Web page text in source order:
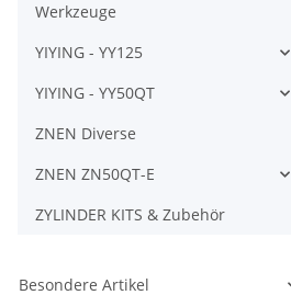
Werkzeuge
YIYING - YY125
YIYING - YY50QT
ZNEN Diverse
ZNEN ZN50QT-E
ZYLINDER KITS & Zubehör
Besondere Artikel